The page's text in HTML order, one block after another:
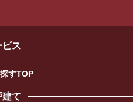
ビス
すTOP
建て